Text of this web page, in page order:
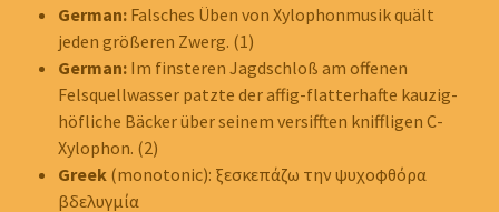
German: Falsches Üben von Xylophonmusik quält
jeden größeren Zwerg. (1)
German: Im finsteren Jagdschloß am offenen
Felsquellwasser patzte der affig-flatterhafte kauzig-
höf‌liche Bäcker über seinem versifften kniffligen C-
Xylophon. (2)
Greek (monotonic): ξεσκεπάζω την ψυχοφθόρα
βδελυγμία